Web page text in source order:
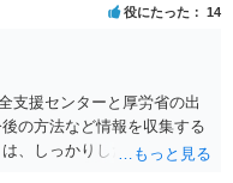
役にたった 14
支援センターと厚労省の出
の方法など情報を収集する
、しっかりした被害届ある